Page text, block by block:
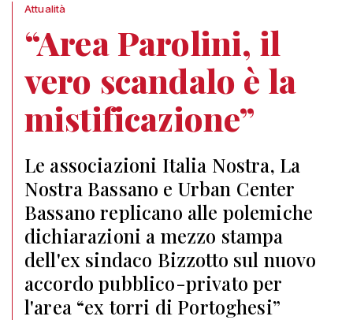
Attualità
“Area Parolini, il
vero scandalo è la
mistificazione”
Le associazioni Italia Nostra, La
Nostra Bassano e Urban Center
Bassano replicano alle polemiche
dichiarazioni a mezzo stampa
dell'ex sindaco Bizzotto sul nuovo
accordo pubblico-privato per
l'area “ex torri di Portoghesi”